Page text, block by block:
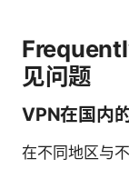
见问题
VPN在国内
在不同地区与